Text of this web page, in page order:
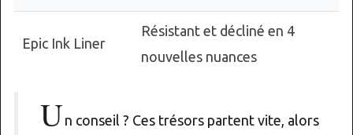
Epic Ink Liner
Résistant et décliné en 4
nouvelles nuances
Un conseil ? Ces trésors partent vite, alors